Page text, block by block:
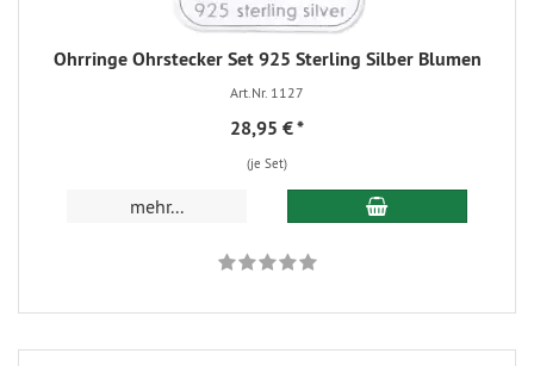
Ohrringe Ohrstecker Set 925 Sterling Silber Blumen
Art.Nr. 1127
28,95 €*
(je Set)
mehr...